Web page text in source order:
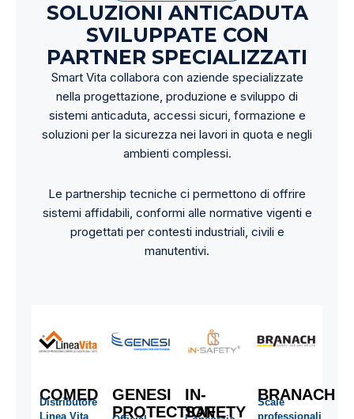
SOLUZIONI ANTICADUTA
SVILUPPATE CON
PARTNER SPECIALIZZATI
Smart Vita collabora con aziende specializzate
nella progettazione, produzione e sviluppo di
sistemi anticaduta, accessi sicuri, formazione e
soluzioni per la sicurezza nei lavori in quota e negli
ambienti complessi.
Le partnership tecniche ci permettono di offrire
sistemi affidabili, conformi alle normative vigenti e
progettati per contesti industriali, civili e
manutentivi.
BRANACH
Scale
professionali
IN-
SAFETY
GENESI
PROTECTION
COMED
Distributore
Linea Vita